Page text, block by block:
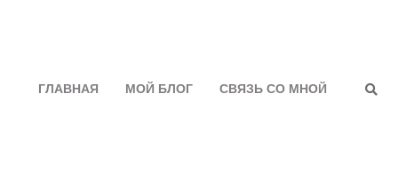
ГЛАВНАЯ МОЙ БЛОГ СВЯЗЬ СО МНОЙ